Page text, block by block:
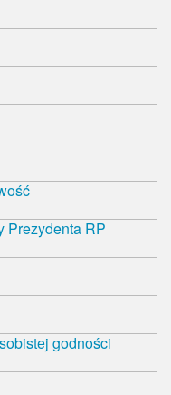
Prezydenta RP
godności